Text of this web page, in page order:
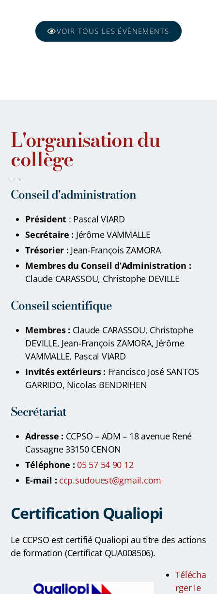
VOIR TOUS LES ÉVÈNEMENTS
L'organisation du
collège
Conseil d'administration
Président: Pascal VIARD
Secrétaire : Jérôme VAMMALLE
Trésorier : Jean-François ZAMORA
Membres du Conseil d’Administration :
Claude CARASSOU, Christophe DEVILLE
Conseil scientifique
Membres : Claude CARASSOU, Christophe
DEVILLE, Jean-François ZAMORA, Jérôme
VAMMALLE, Pascal VIARD
Invités extérieurs : Francisco José SANTOS
GARRIDO, Nicolas BENDRIHEN
Secrétariat
Adresse : CCPSO – ADM – 18 avenue René
Cassagne 33150 CENON
Téléphone : 05 57 54 90 12
E-mail : ccp.sudouest@gmail.com
Certification Qualiopi
Le CCPSO est certifié Qualiopi au titre des actions
de formation (Certificat QUA008506).
Télécha
rger le